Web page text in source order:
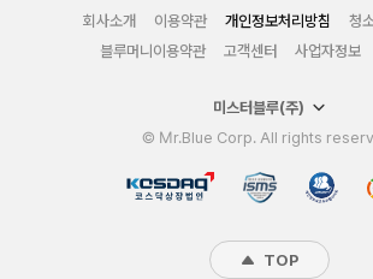
회사소개 이용약관 개인정보처리방침
청
블루머니이용약관
고객센터 사업자정보
미스터블루(주)
© Mr.Blue Corp. All rights
TOP